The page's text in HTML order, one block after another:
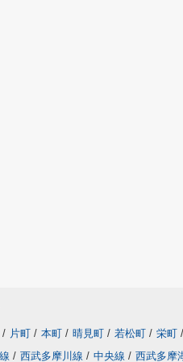
/ 片町 / 本町 / 晴見町 / 若松町 / 栄町 /
/ 西武多摩川線 / 中央線 / 西武多摩